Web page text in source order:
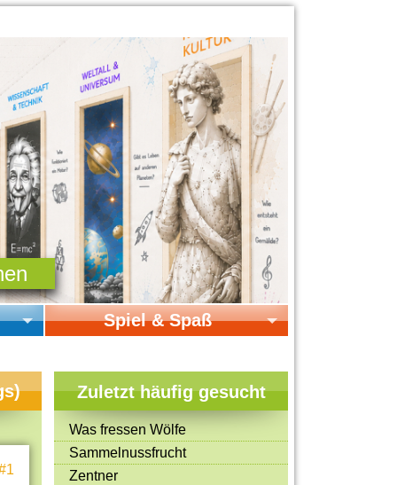
Spiel & Spaß
Online-Spiele
Mitmachen & Kreatives
Bücher & Filme
Quiz-Spiele
Zuletzt häufig gesucht
Was fressen Wölfe
Sammelnussfrucht
Zentner